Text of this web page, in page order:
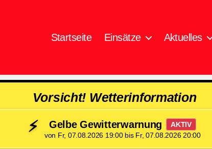
Startseite Einsätze Aktuelles
Vorsicht! Wetterinformation
⚡ Gelbe Gewitterwarnung
AKTIV
von Fr, 07.08.2026 19:00 bis Fr, 07.08.2026 20:00